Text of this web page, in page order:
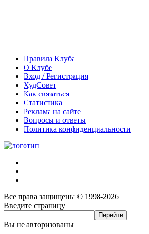
Правила Клуба
О Клубе
Вход / Регистрация
ХудСовет
Как связаться
Статистика
Реклама на сайте
Вопросы и ответы
Политика конфиденциальности
Все права защищены © 1998-2026
Введите страницу
Вы не авторизованы